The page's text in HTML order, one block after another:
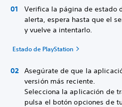
Verifica la página de estado
alerta, espera hasta que el
y vuelve a intentarlo.
Estado de PlayStation
Asegúrate de que la
versión más reciente.
Selecciona la aplicación de
pulsa el botón opciones de